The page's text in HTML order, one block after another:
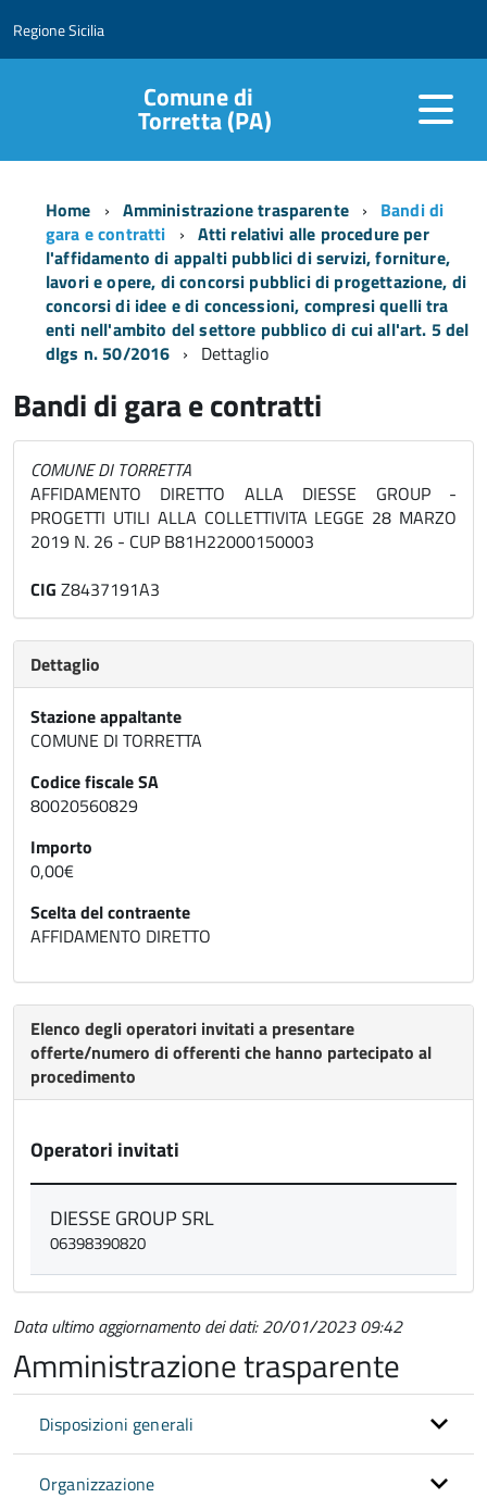
Regione Sicilia
Comune di
Torretta (PA)
Home Amministrazione trasparente
Bandi di
gara e contratti
Atti relativi alle procedure per
l'affidamento di appalti pubblici di servizi, forniture,
lavori e opere, di concorsi pubblici di progettazione, di
concorsi di idee e di concessioni, compresi quelli tra
enti nell'ambito del settore pubblico di cui all'art. 5 del
dlgs n. 50/2016
Dettaglio
Bandi di gara e contratti
COMUNE DI TORRETTA
AFFIDAMENTO DIRETTO ALLA DIESSE GROUP -
PROGETTI UTILI ALLA COLLETTIVITA LEGGE 28 MARZO
2019 N. 26 - CUP B81H22000150003
CIG Z8437191A3
Dettaglio
Stazione appaltante
COMUNE DI TORRETTA
Codice fiscale SA
80020560829
Importo
0,00€
Scelta del contraente
AFFIDAMENTO DIRETTO
Elenco degli operatori invitati a presentare
offerte/numero di offerenti che hanno partecipato al
procedimento
Operatori invitati
DIESSE GROUP SRL
06398390820
Data ultimo aggiornamento dei dati: 20/01/2023 09:42
Amministrazione trasparente
Disposizioni generali
Organizzazione